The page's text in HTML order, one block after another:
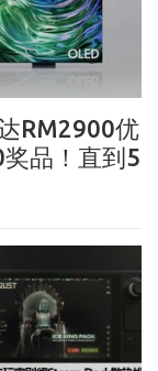
RM2900优
品！直到5